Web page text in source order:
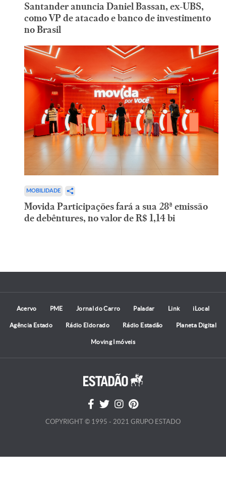
Santander anuncia Daniel Bassan, ex-UBS,
como VP de atacado e banco de investimento
no Brasil
MOBILIDADE
Movida Participações fará a sua 28ª emissão
de debêntures, no valor de R$ 1,14 bi
Acervo PME Jornal do Carro Paladar Link iLocal
Agência Estado Rádio Eldorado Rádio Estadão Planeta Digital
Moving Imóveis
COPYRIGHT © 1995 - 2021 GRUPO ESTADO